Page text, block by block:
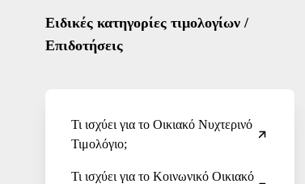
Ειδικές κατηγορίες τιμολογίων /
Επιδοτήσεις
Τι ισχύει για το Οικιακό Νυχτερινό
Τιμολόγιο;
Τι ισχύει για το Κοινωνικό Οικιακό